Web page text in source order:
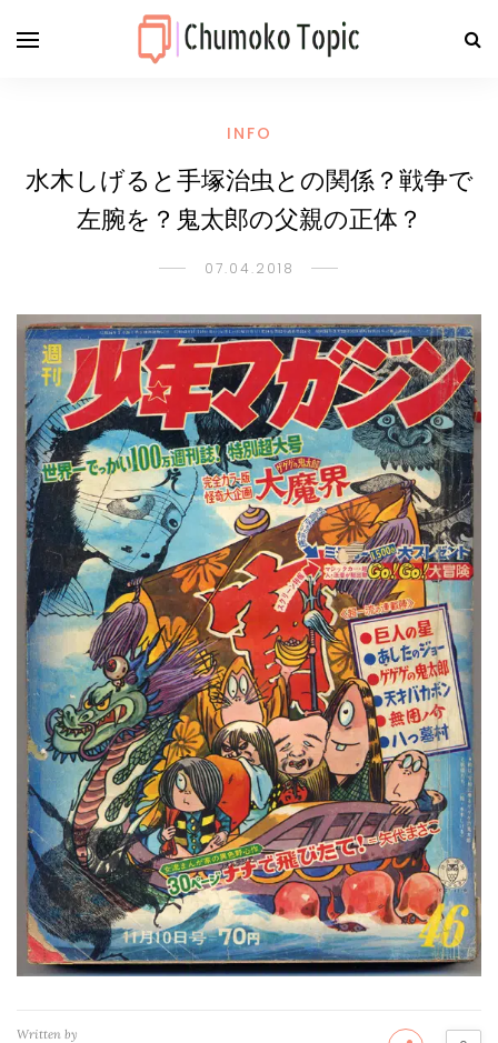
INFO
水木しげると手塚治虫との関係？戦争で
左腕を？鬼太郎の父親の正体？
07.04.2018
Written by